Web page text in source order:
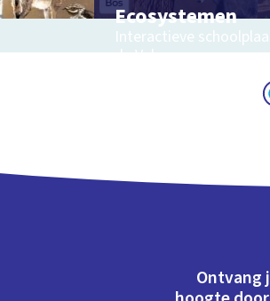
Ecosystemen
Interactieve
de Veluwe
Ontvang